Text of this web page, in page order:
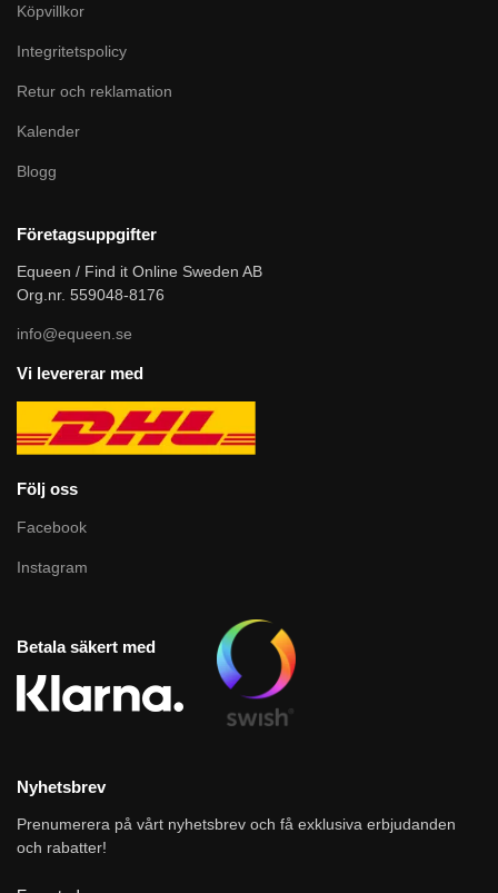
Köpvillkor
Integritetspolicy
Retur och reklamation
Kalender
Blogg
Företagsuppgifter
Equeen / Find it Online Sweden AB
Org.nr. 559048-8176
info@equeen.se
Vi levererar med
Följ oss
Facebook
Instagram
Betala säkert med
Nyhetsbrev
Prenumerera på vårt nyhetsbrev och få exklusiva erbjudanden
och rabatter!